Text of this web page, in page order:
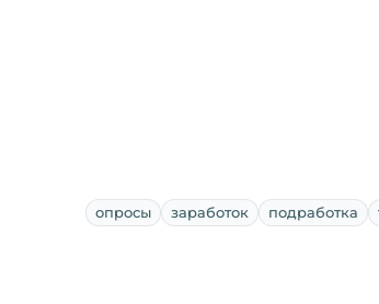
опросы заработок подработка